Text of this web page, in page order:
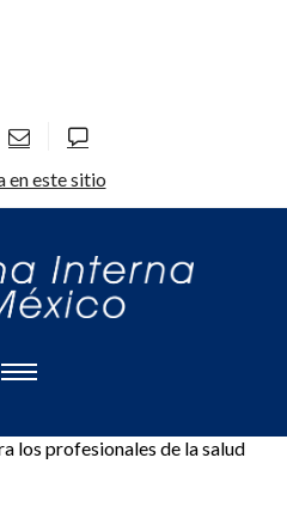
en este sitio
los profesionales de la salud